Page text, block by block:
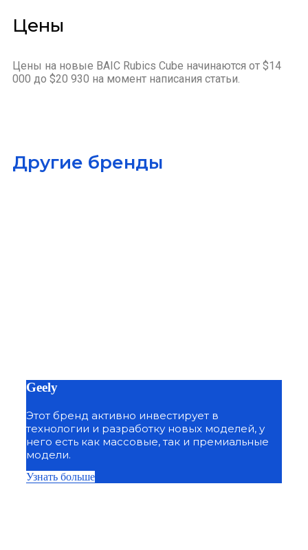
Цены
Цены на новые BAIC Rubics Cube начинаются от $14
000 до $20 930 на момент написания статьи.
Другие бренды
Geely
Этот бренд активно инвестирует в
технологии и разработку новых моделей, у
него есть как массовые, так и премиальные
модели.
Узнать больше